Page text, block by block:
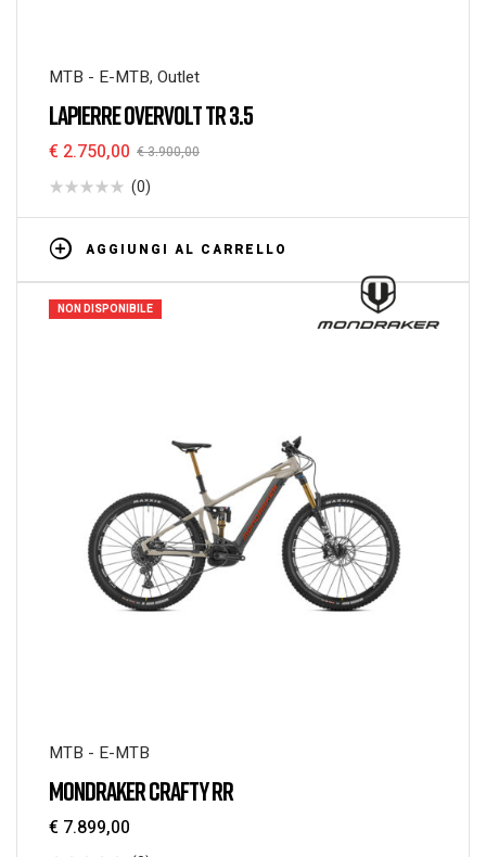
MTB - E-MTB, Outlet
LAPIERRE OVERVOLT TR 3.5
€3.900,00
€ 2.750,00
(0)
AGGIUNGI AL CARRELLO
NON DISPONIBILE
MTB - E-MTB
MONDRAKER CRAFTY RR
€ 7.899,00